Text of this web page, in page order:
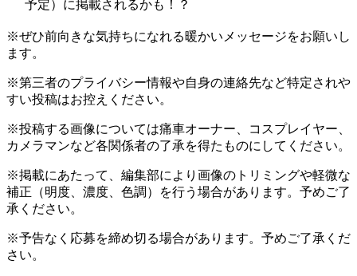
予定）に掲載されるかも！？
※ぜひ前向きな気持ちになれる暖かいメッセージをお願いし
ます。
※第三者のプライバシー情報や自身の連絡先など特定されや
すい投稿はお控えください。
※投稿する画像については痛車オーナー、コスプレイヤー、
カメラマンなど各関係者の了承を得たものにしてください。
※掲載にあたって、編集部により画像のトリミングや軽微な
補正（明度、濃度、色調）を行う場合があります。予めご了
承ください。
※予告なく応募を締め切る場合があります。予めご了承くだ
さい。